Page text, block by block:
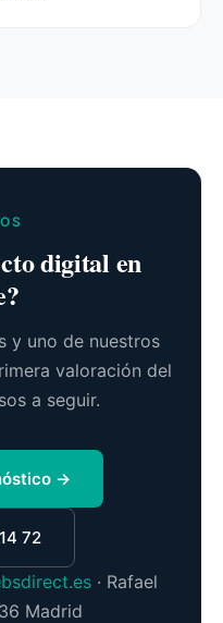
digital en
y uno de nuestros
valoración del
a seguir.
→
72
· Rafael
Madrid